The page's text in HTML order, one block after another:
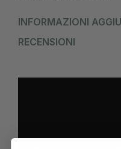
INFORMAZIONI
RECENSIONI